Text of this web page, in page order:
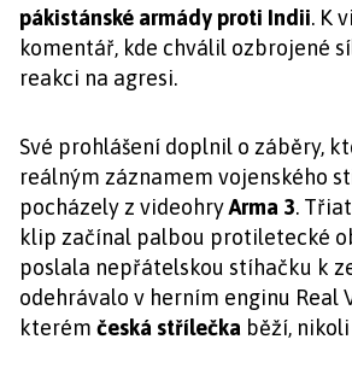
pákistánské armády proti Indii. K
komentář, kde chválil ozbrojené
reakci na agresi.
Své prohlášení doplnil o záběry,
reálným záznamem vojenského
pocházely z videohryArma 3.
klip začínal palbou protiletecké
poslala nepřátelskou stíhačku k
odehrávalo v herním enginu Real
kterém česká střílečka běží,